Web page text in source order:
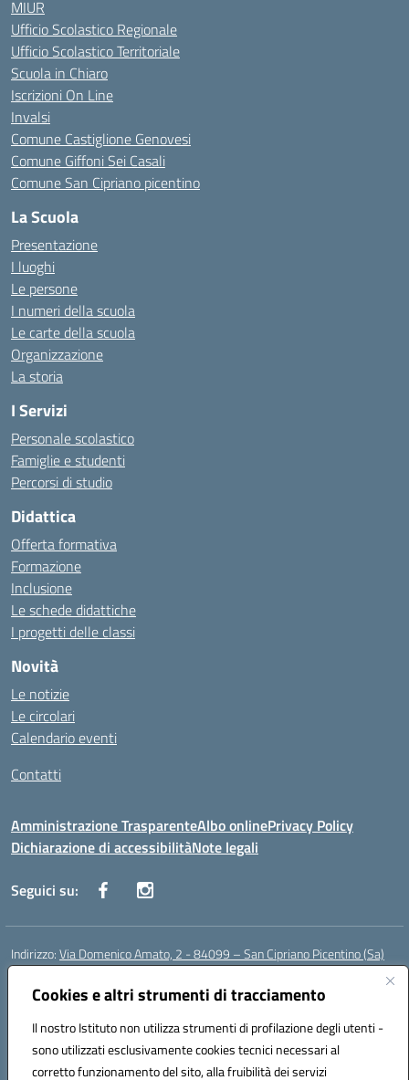
Cookies e altri strumenti di tracciamento
Il nostro Istituto non utilizza strumenti di profilazione degli utenti -
sono utilizzati esclusivamente cookies tecnici necessari al
corretto funzionamento del sito, alla fruibilità dei servizi
MIUR
Ufficio Scolastico Regionale
Ufficio Scolastico Territoriale
Scuola in Chiaro
Iscrizioni On Line
Invalsi
Comune Castiglione Genovesi
Comune Giffoni Sei Casali
Comune San Cipriano picentino
La Scuola
Presentazione
I luoghi
Le persone
I numeri della scuola
Le carte della scuola
Organizzazione
La storia
I Servizi
Personale scolastico
Famiglie e studenti
Percorsi di studio
Didattica
Offerta formativa
Formazione
Inclusione
Le schede didattiche
I progetti delle classi
Novità
Le notizie
Le circolari
Calendario eventi
Contatti
Amministrazione TrasparenteAlbo onlinePrivacy Policy
Dichiarazione di accessibilitàNote legali
Seguici su:
Indirizzo:Via Domenico Amato, 2 - 84099 – San Cipriano Picentino (Sa)
Centralino:
Posta elettronica certificata (PEC):saic87700c@pec.istruzione.it
Codice fiscale: 95075020651
Codice meccanografico:SAIC87700C
Codice Indice delle Pubbliche Amministrazioni (IPA): istsc_saic87700c